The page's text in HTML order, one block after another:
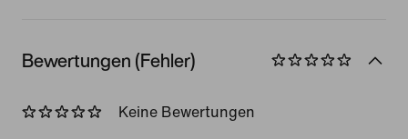
Bewertungen (Fehler)
Keine Bewertungen